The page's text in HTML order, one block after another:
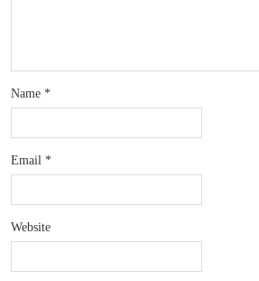
Name *
Email *
Website